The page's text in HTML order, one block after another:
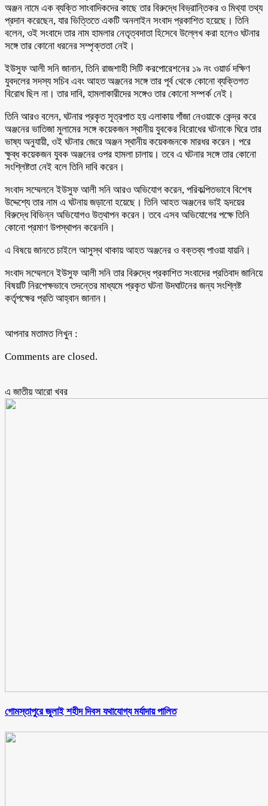
অঞ্জন নামে এক ব্যক্তি সাংবাদিকদের কাছে তার বিরুদ্ধে বিভ্রান্তিকর ও মিথ্যা তথ্য
প্রদান করেছেন, যার ভিত্তিতে একটি অনলাইন সংবাদ প্রকাশিত হয়েছে। তিনি
বলেন, ওই সংবাদে তার নাম হামলার নেতৃত্বদাতা হিসেবে উল্লেখ করা হলেও ঘটনার
সঙ্গে তার কোনো ধরনের সম্পৃক্ততা নেই।
ইউসুফ আলী সনি জানান, তিনি রাজশাহী সিটি করপোরেশনের ১৯ নং ওয়ার্ড দক্ষিণ
যুবদলের সদস্য সচিব এবং আহত অঞ্জনের সঙ্গে তার পূর্ব থেকে কোনো ব্যক্তিগত
বিরোধ ছিল না। তার দাবি, হামলাকারীদের সঙ্গেও তার কোনো সম্পর্ক নেই।
তিনি আরও বলেন, ঘটনার প্রকৃত সূত্রপাত হয় এলাকায় গাঁজা নেওয়াকে কেন্দ্র করে
অঞ্জনের ভাতিজা মুলামের সঙ্গে কয়েকজন স্থানীয় যুবকের বিরোধের ঘটনাকে ঘিরে তার
ভাষ্য অনুযায়ী, ওই ঘটনার জেরে অঞ্জন স্থানীয় কয়েকজনকে মারধর করেন। পরে
ক্ষুব্ধ কয়েকজন যুবক অঞ্জনের ওপর হামলা চালায়। তবে এ ঘটনার সঙ্গে তার কোনো
সংশ্লিষ্টতা নেই বলে তিনি দাবি করেন।
সংবাদ সম্মেলনে ইউসুফ আলী সনি আরও অভিযোগ করেন, পরিকল্পিতভাবে বিশেষ
উদ্দেশ্যে তার নাম এ ঘটনায় জড়ানো হয়েছে। তিনি আহত অঞ্জনের ভাই হৃদয়ের
বিরুদ্ধে বিভিন্ন অভিযোগও উত্থাপন করেন। তবে এসব অভিযোগের পক্ষে তিনি
কোনো প্রমাণ উপস্থাপন করেননি।
এ বিষয়ে জানতে চাইলে আসুস্থ থাকায় আহত অঞ্জনের ও বক্তব্য পাওয়া যায়নি।
সংবাদ সম্মেলনে ইউসুফ আলী সনি তার বিরুদ্ধে প্রকাশিত সংবাদের প্রতিবাদ জানিয়ে
বিষয়টি নিরপেক্ষভাবে তদন্তের মাধ্যমে প্রকৃত ঘটনা উদঘাটনের জন্য সংশ্লিষ্ট
কর্তৃপক্ষের প্রতি আহ্বান জানান।
আপনার মতামত লিখুন :
Comments are closed.
এ জাতীয় আরো ‍খবর
গোমস্তাপুরে জুলাই শহীদ দিবস যথাযোগ্য মর্যাদায় পালিত